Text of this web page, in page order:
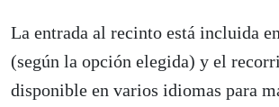
La entrada al recinto está incluida
(según la opción elegida) y el
disponible en varios idiomas para